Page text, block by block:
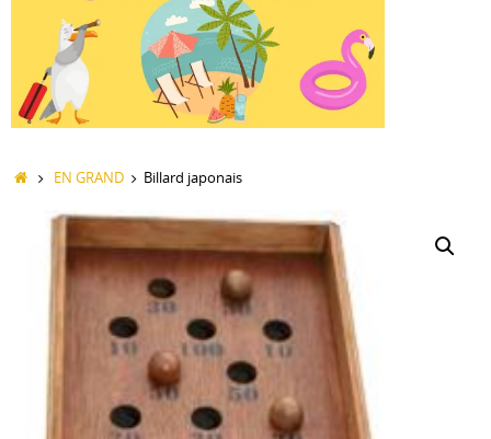
AccueilEN GRAND Billard japonais